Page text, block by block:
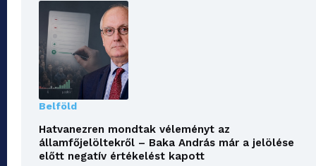
Belföld
Hatvanezren mondtak véleményt az
államfőjelöltekről – Baka András már a jelölése
előtt negatív értékelést kapott